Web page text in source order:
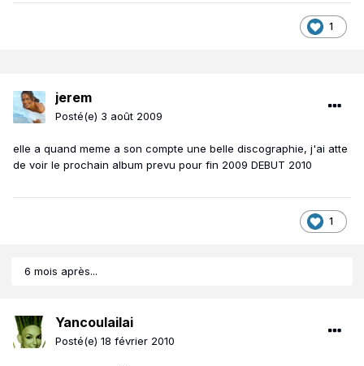
1
jerem
Posté(e) 3 août 2009
elle a quand meme a son compte une belle discographie, j'ai atte
de voir le prochain album prevu pour fin 2009 DEBUT 2010
1
6 mois après...
Yancoulailai
Posté(e) 18 février 2010